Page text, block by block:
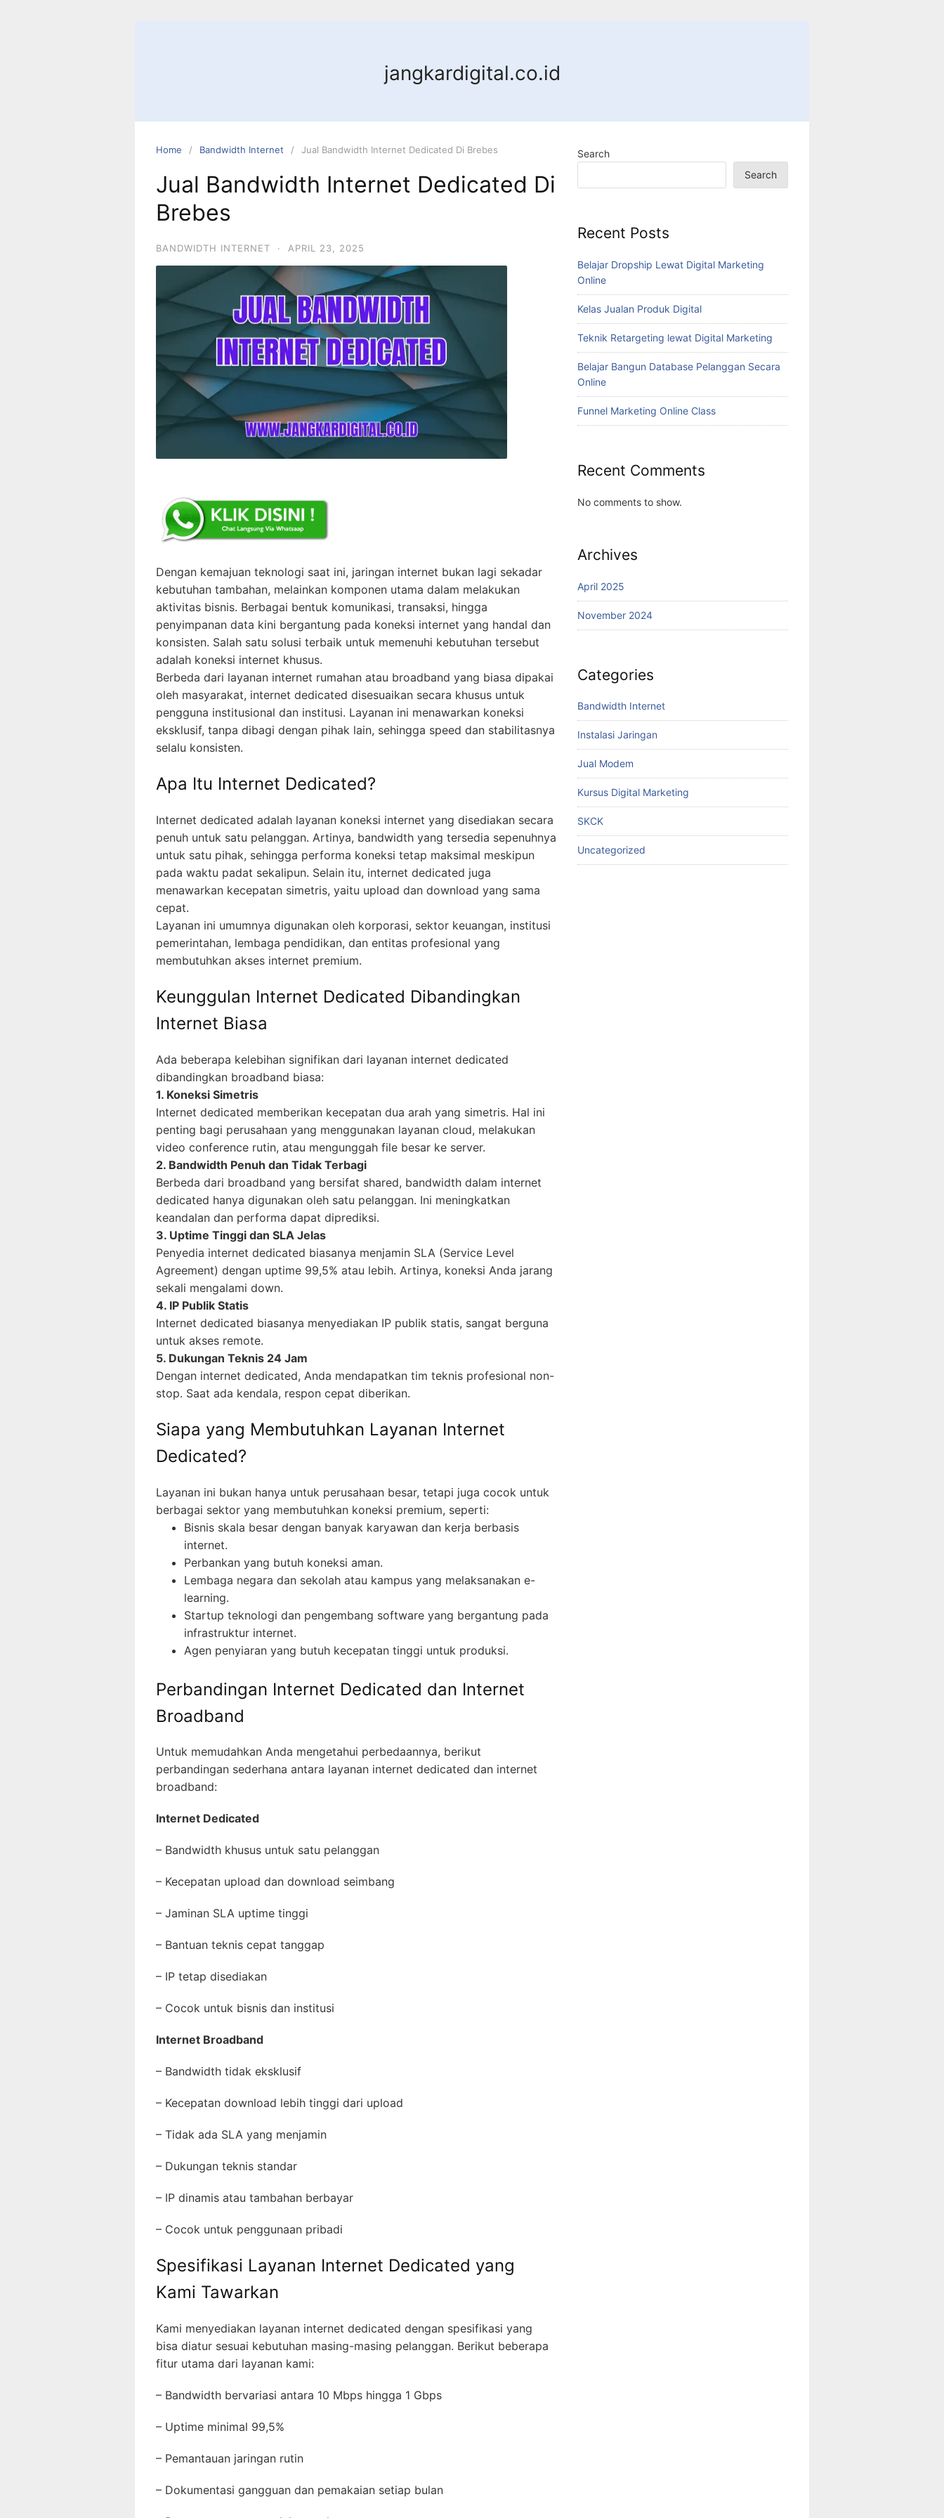
jangkardigital.co.id
Home Bandwidth Internet Jual Bandwidth Internet Dedicated Di Brebes
Jual Bandwidth Internet Dedicated Di
Brebes
BANDWIDTH INTERNET · APRIL 23, 2025
Dengan kemajuan teknologi saat ini, jaringan internet bukan lagi sekadar
kebutuhan tambahan, melainkan komponen utama dalam melakukan
aktivitas bisnis. Berbagai bentuk komunikasi, transaksi, hingga
penyimpanan data kini bergantung pada koneksi internet yang handal dan
konsisten. Salah satu solusi terbaik untuk memenuhi kebutuhan tersebut
adalah koneksi internet khusus.
Berbeda dari layanan internet rumahan atau broadband yang biasa dipakai
oleh masyarakat, internet dedicated disesuaikan secara khusus untuk
pengguna institusional dan institusi. Layanan ini menawarkan koneksi
eksklusif, tanpa dibagi dengan pihak lain, sehingga speed dan stabilitasnya
selalu konsisten.
Apa Itu Internet Dedicated?
Internet dedicated adalah layanan koneksi internet yang disediakan secara
penuh untuk satu pelanggan. Artinya, bandwidth yang tersedia sepenuhnya
untuk satu pihak, sehingga performa koneksi tetap maksimal meskipun
pada waktu padat sekalipun. Selain itu, internet dedicated juga
menawarkan kecepatan simetris, yaitu upload dan download yang sama
cepat.
Layanan ini umumnya digunakan oleh korporasi, sektor keuangan, institusi
pemerintahan, lembaga pendidikan, dan entitas profesional yang
membutuhkan akses internet premium.
Keunggulan Internet Dedicated Dibandingkan
Internet Biasa
Ada beberapa kelebihan signifikan dari layanan internet dedicated
dibandingkan broadband biasa:
1. Koneksi Simetris
Internet dedicated memberikan kecepatan dua arah yang simetris. Hal ini
penting bagi perusahaan yang menggunakan layanan cloud, melakukan
video conference rutin, atau mengunggah file besar ke server.
2. Bandwidth Penuh dan Tidak Terbagi
Berbeda dari broadband yang bersifat shared, bandwidth dalam internet
dedicated hanya digunakan oleh satu pelanggan. Ini meningkatkan
keandalan dan performa dapat diprediksi.
3. Uptime Tinggi dan SLA Jelas
Penyedia internet dedicated biasanya menjamin SLA (Service Level
Agreement) dengan uptime 99,5% atau lebih. Artinya, koneksi Anda jarang
sekali mengalami down.
4. IP Publik Statis
Internet dedicated biasanya menyediakan IP publik statis, sangat berguna
untuk akses remote.
5. Dukungan Teknis 24 Jam
Dengan internet dedicated, Anda mendapatkan tim teknis profesional non-
stop. Saat ada kendala, respon cepat diberikan.
Siapa yang Membutuhkan Layanan Internet
Dedicated?
Layanan ini bukan hanya untuk perusahaan besar, tetapi juga cocok untuk
berbagai sektor yang membutuhkan koneksi premium, seperti:
Bisnis skala besar dengan banyak karyawan dan kerja berbasis
internet.
Perbankan yang butuh koneksi aman.
Lembaga negara dan sekolah atau kampus yang melaksanakan e-
learning.
Startup teknologi dan pengembang software yang bergantung pada
infrastruktur internet.
Agen penyiaran yang butuh kecepatan tinggi untuk produksi.
Perbandingan Internet Dedicated dan Internet
Broadband
Untuk memudahkan Anda mengetahui perbedaannya, berikut
perbandingan sederhana antara layanan internet dedicated dan internet
broadband:
Internet Dedicated
– Bandwidth khusus untuk satu pelanggan
– Kecepatan upload dan download seimbang
– Jaminan SLA uptime tinggi
– Bantuan teknis cepat tanggap
– IP tetap disediakan
– Cocok untuk bisnis dan institusi
Internet Broadband
– Bandwidth tidak eksklusif
– Kecepatan download lebih tinggi dari upload
– Tidak ada SLA yang menjamin
– Dukungan teknis standar
– IP dinamis atau tambahan berbayar
– Cocok untuk penggunaan pribadi
Spesifikasi Layanan Internet Dedicated yang
Kami Tawarkan
Kami menyediakan layanan internet dedicated dengan spesifikasi yang
bisa diatur sesuai kebutuhan masing-masing pelanggan. Berikut beberapa
fitur utama dari layanan kami:
– Bandwidth bervariasi antara 10 Mbps hingga 1 Gbps
– Uptime minimal 99,5%
– Pemantauan jaringan rutin
– Dokumentasi gangguan dan pemakaian setiap bulan
Search
Search
Recent Posts
Belajar Dropship Lewat Digital Marketing
Online
Kelas Jualan Produk Digital
Teknik Retargeting lewat Digital Marketing
Belajar Bangun Database Pelanggan Secara
Online
Funnel Marketing Online Class
Recent Comments
No comments to show.
Archives
April 2025
November 2024
Categories
Bandwidth Internet
Instalasi Jaringan
Jual Modem
Kursus Digital Marketing
SKCK
Uncategorized